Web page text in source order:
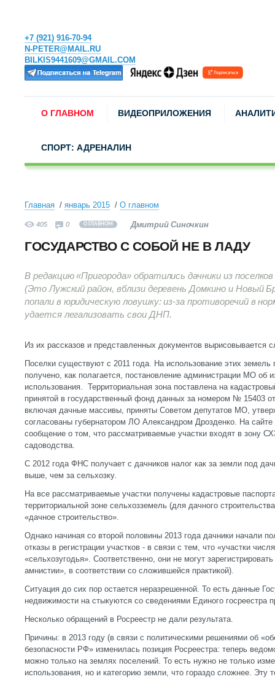
+7 (921) 916-70-94
N-PETER@MAIL.RU
BILKIS9441609@GMAIL.COM
О ГЛАВНОМ ВИДЕОПРИЛОЖЕНИЯ
СПОРТ: АДРЕНАЛИН
Главная январь 2015 О главном
405 0 О ГЛАВНОМ Дмитрий Синочкин
ГОСУДАРСТВО С СОБОЙ НЕ В ЛАДУ
В редакцию «Пригорода» обратились дачники из
(Это Лужский район, вблизи деревень Домкино и Новый
попали в юридическую ловушку: из-за противоречий в
удается легализовать свои ДНП.
Из их рассказов и представленных документов вырисовывается
Поселки существуют с 2011 года. На использование этих земель
получено, как полагается, постановление администрации МО об
использования. Территориальная зона поставлена на
принятой в государственный фонд данных за номером № 15403
включая дачные массивы, приняты Советом депутатов МО,
согласованы губернатором ЛО Александром Дрозденко. На сайте
сообщение о том, что рассматриваемые участки входят в зону
садоводства.
С 2012 года ФНС получает с дачников налог как за земли под
выше, чем за сельхозку.
На все рассматриваемые участки получены кадастровые
территориальной зоне сельхозземель (для дачного
«дачное строительство».
Однако начиная со второй половины 2013 года дачники начали
отказы в регистрации участков - в связи с тем, что «участки
«сельхозугодья». Соответственно, они не могут
амнистии», в соответствии со сложившейся практикой).
Ситуация до сих пор остается неразрешенной. То есть данные
недвижимости на стыкуются со сведениями Единого госреестра
Несколько обращений в Росреестр не дали результата.
Причины: в 2013 году (в связи с политическими решениями об
безопасности РФ» изменилась позиция Росреестра: теперь
можно только на землях поселений. То есть нужно не только
использования, но и категорию земли, что гораздо сложнее. Эту